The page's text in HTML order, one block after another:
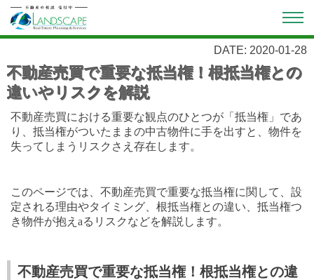
DATE: 2020-01-28
不動産売買で重要な抵当権！根抵当権との
違いやリスクを解説
不動産売買における重要な観点のひとつが「抵当権」であ
り、抵当権がついたままの中古物件に手を出すと、物件を
失ってしまうリスクさえ存在します。
このページでは、不動産売買で重要な抵当権に関して、設
定される理由やタイミング、根抵当権との違い、抵当権つ
き物件が抱え aるリスクなどを解説します。
不動産売買で重要な抵当権！根抵当権との違